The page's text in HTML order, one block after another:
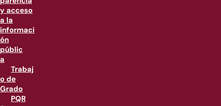
y acceso
a la
informaci
ón
públic
a
Trabaj
o de
Grado
PQR